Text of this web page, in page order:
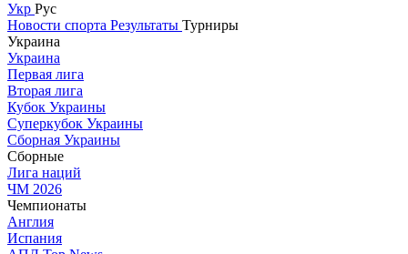
Укр Рус
Новости спорта Результаты Турниры
Украина
Украина
Первая лига
Вторая лига
Кубок Украины
Суперкубок Украины
Сборная Украины
Сборные
Лига наций
ЧМ 2026
Чемпионаты
Англия
Испания